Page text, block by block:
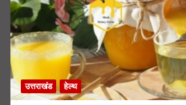
उत्तराखंड हेल्थ